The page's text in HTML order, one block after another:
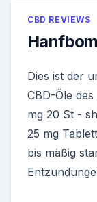
CBD REVIEWS
Dies ist der
CBD-Öle
mg 20 St -
25 mg
bis mäßig